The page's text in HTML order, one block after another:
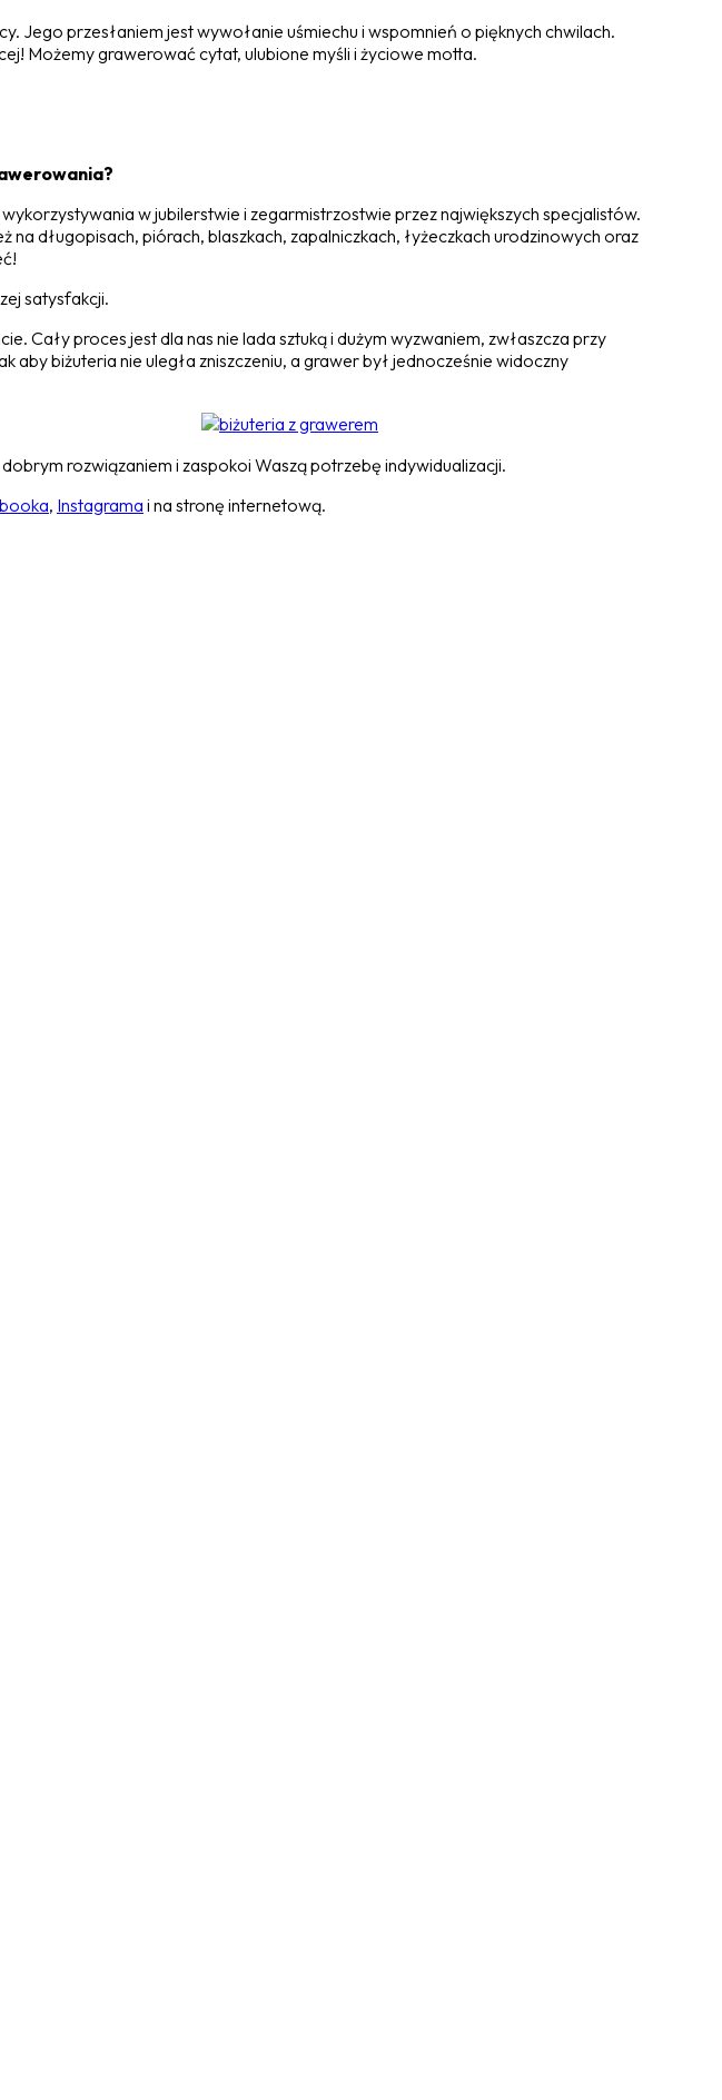
Jego przesłaniem jest wywołanie uśmiechu i wspomnień o pięknych chwilach.
Możemy grawerować cytat, ulubione myśli i życiowe motta.
wykorzystywania w jubilerstwie i zegarmistrzostwie przez największych specjalistów.
długopisach, piórach, blaszkach, zapalniczkach, łyżeczkach urodzinowych oraz
satysfakcji.
Cały proces jest dla nas nie lada sztuką i dużym wyzwaniem, zwłaszcza przy
biżuteria nie uległa zniszczeniu, a grawer był jednocześnie widoczny
rozwiązaniem i zaspokoi Waszą potrzebę indywidualizacji.
, Instagrama i na stronę internetową.